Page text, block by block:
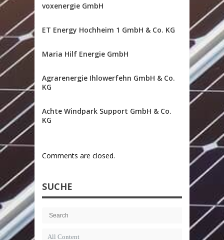
voxenergie GmbH
ET Energy Hochheim 1 GmbH & Co. KG
Maria Hilf Energie GmbH
Agrarenergie Ihlowerfehn GmbH & Co.
KG
Achte Windpark Support GmbH & Co.
KG
Comments are closed.
SUCHE